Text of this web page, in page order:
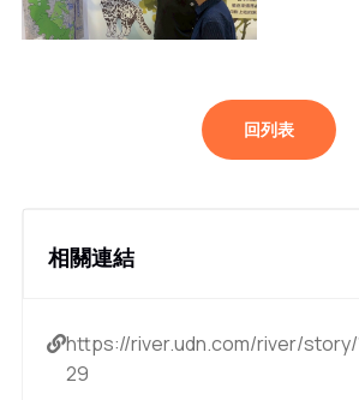
回列表
相關連結
https://river.udn.com/river/
29